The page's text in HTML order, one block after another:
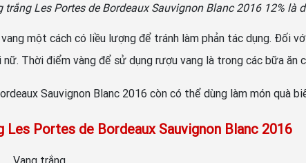
trắng Les Portes de Bordeaux Sauvignon Blanc 2016 12% là
một cách có liều lượng để tránh làm phản tác dụng. Đối
Thời điểm vàng để sử dụng rượu vang là trong các bữa ăn
Sauvignon Blanc 2016 còn có thể dùng làm món quà
Les Portes de Bordeaux Sauvignon Blanc 2016